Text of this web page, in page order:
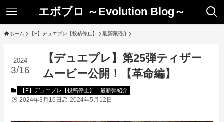
エボブロ ～Evolution Blog～
ホーム 【F】デュエプレ【投稿停止】 最新弾紹介
【デュエプレ】第25弾ティザー
ムービー公開！【革命編】
2024
3/16
【F】デュエプレ【投稿停止】 最新弾紹介
2024年3月16日 2024年5月12日